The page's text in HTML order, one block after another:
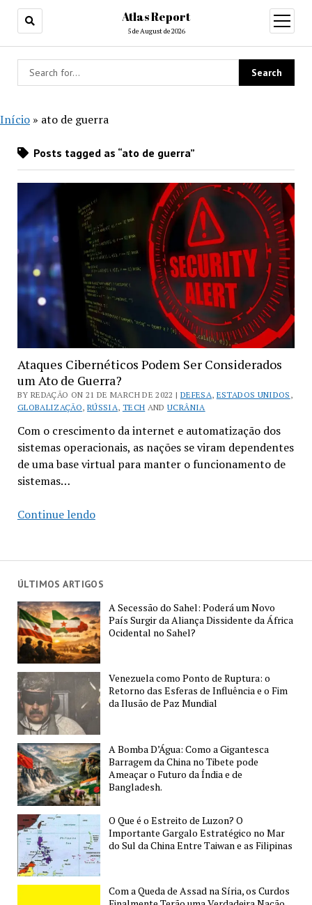
Atlas Report
5 de August de 2026
open
menu
Início » ato de guerra
Posts tagged as “ato de guerra”
Ataques Cibernéticos Podem Ser Considerados
um Ato de Guerra?
BY REDAÇÃO ON 21 DE MARCH DE 2022 | DEFESA, ESTADOS UNIDOS ,
GLOBALIZAÇÃO, RÚSSIA, TECH ANDUCRÂNIA
Com o crescimento da internet e automatização dos
sistemas operacionais, as nações se viram dependentes
de uma base virtual para manter o funcionamento de
sistemas…
Continue lendoAtaques
Ser
Considerados
Ato
de
Guerra?
ÚLTIMOS ARTIGOS
A Secessão do Sahel: Poderá um Novo
País Surgir da Aliança Dissidente da África
Ocidental no Sahel?
Venezuela como Ponto de Ruptura: o
Retorno das Esferas de Influência e o Fim
da Ilusão de Paz Mundial
A Bomba D’Água: Como a Gigantesca
Barragem da China no Tibete pode
Ameaçar o Futuro da Índia e de
Bangladesh.
O Que é o Estreito de Luzon? O
Importante Gargalo Estratégico no Mar
do Sul da China Entre Taiwan e as Filipinas
Com a Queda de Assad na Síria, os Curdos